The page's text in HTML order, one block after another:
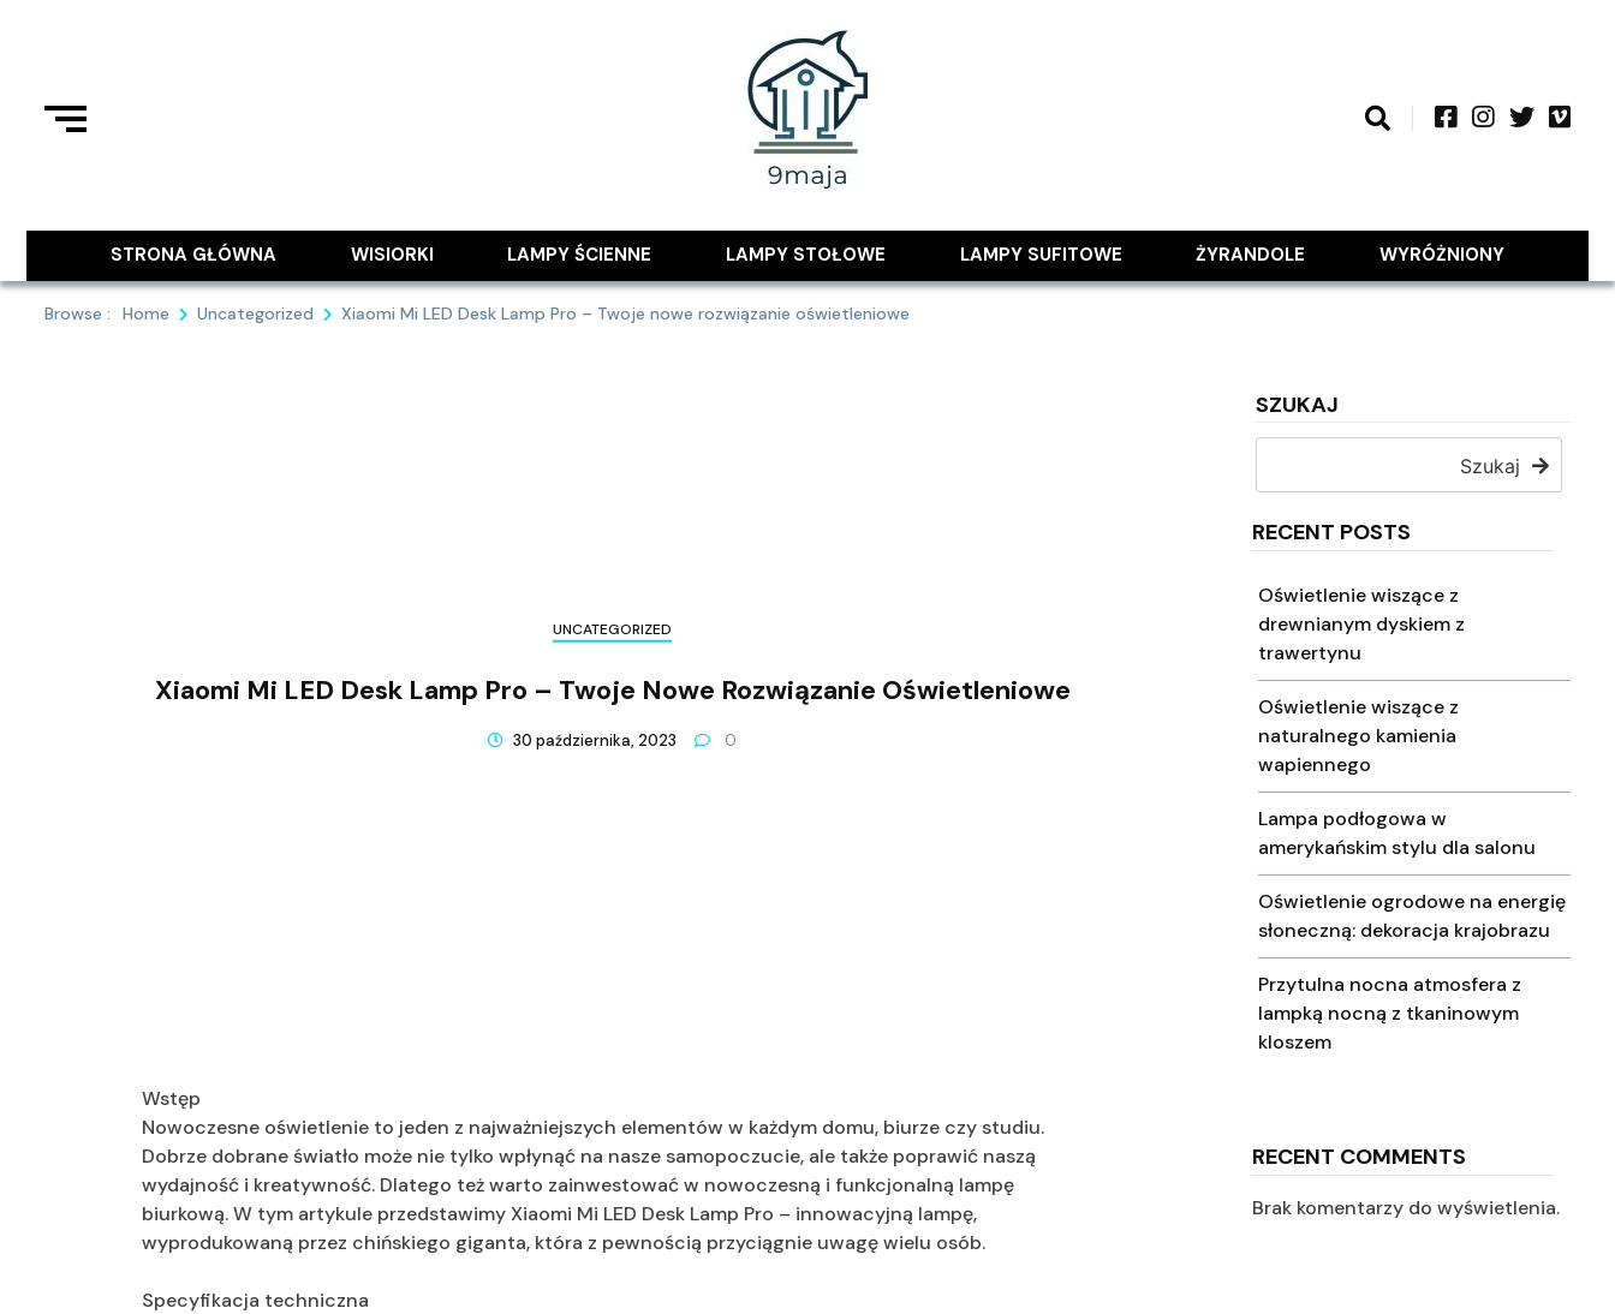
9MAJA
STRONA GŁÓWNA
WISIORKI LAMPY ŚCIENNE LAMPY STOŁOWE LAMPY SUFITOWE ŻYRANDOLE WYRÓŻNIONY
Browse : Home Uncategorized Xiaomi Mi LED Desk Lamp Pro – Twoje nowe rozwiązanie oświetleniowe
SZUKAJ
Szukaj
RECENT POSTS
Oświetlenie wiszące z
drewnianym dyskiem z
trawertynu
Oświetlenie wiszące z
naturalnego kamienia
wapiennego
Lampa podłogowa w
amerykańskim stylu dla salonu
Oświetlenie ogrodowe na energię
słoneczną: dekoracja krajobrazu
Przytulna nocna atmosfera z
lampką nocną z tkaninowym
kloszem
RECENT COMMENTS
Brak komentarzy do wyświetlenia.
UNCATEGORIZED
Xiaomi Mi LED Desk Lamp Pro – Twoje Nowe Rozwiązanie Oświetleniowe
30 października, 2023 0
Wstęp
Nowoczesne oświetlenie to jeden z najważniejszych elementów w każdym domu, biurze czy studiu.
Dobrze dobrane światło może nie tylko wpłynąć na nasze samopoczucie, ale także poprawić naszą
wydajność i kreatywność. Dlatego też warto zainwestować w nowoczesną i funkcjonalną lampę
biurkową. W tym artykule przedstawimy Xiaomi Mi LED Desk Lamp Pro – innowacyjną lampę,
wyprodukowaną przez chińskiego giganta, która z pewnością przyciągnie uwagę wielu osób.
Specyfikacja techniczna